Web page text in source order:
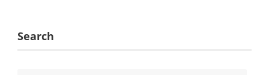
Search